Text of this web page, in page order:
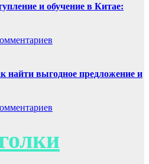
и обучение в Китае:
найти выгодное предложение и